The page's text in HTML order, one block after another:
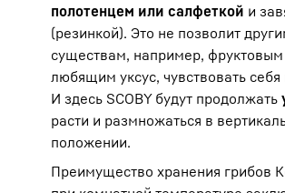
полотенцем или салфеткой и
(резинкой). Это не позволит
существам, например,
любящим уксус, чувствовать себя
И здесь SCOBY будут продолжать
расти и размножаться в
положении.
Преимущество хранения грибов